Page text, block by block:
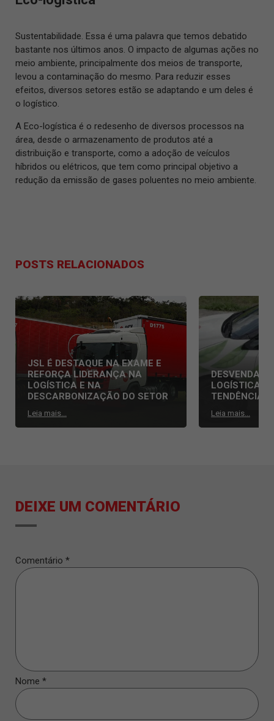
Sustentabilidade. Essa é uma palavra que temos debatido
bastante nos últimos anos. O impacto de algumas ações no
meio ambiente, principalmente dos meios de transporte,
levou a contaminação do mesmo. Para reduzir esses
efeitos, diversos setores estão se adaptando e um deles é
o logístico.
A Eco-logística é o redesenho de diversos processos na
área, desde o armazenamento de produtos até a
distribuição e transporte, como a adoção de veículos
híbridos ou elétricos, que tem como principal objetivo a
redução da emissão de gases poluentes no meio ambiente.
POSTS RELACIONADOS
JSL É DESTAQUE NA EXAME E
REFORÇA LIDERANÇA NA
LOGÍSTICA E NA
DESCARBONIZAÇÃO DO SETOR
Leia mais...
LOGÍSTICA:
TENDÊNCIAS
Leia mais...
DEIXE UM COMENTÁRIO
Comentário *
Nome *